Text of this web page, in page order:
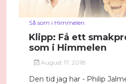
Så som i Himmelen
Klipp: Få ett
som i Himmelen
August 17, 2018
Den tid jag har - Philip